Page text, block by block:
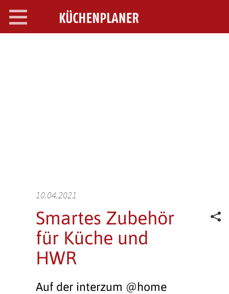
Toggle
navigation
10.04.2021
Smartes Zubehör
für Küche und
HWR
Auf der interzum @home